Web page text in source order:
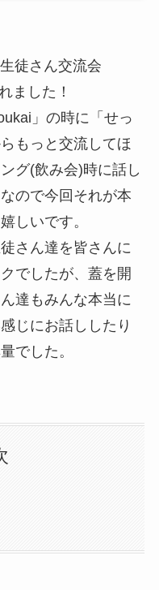
徒さん交流会
ました！
」の時に「せっ
もっと交流してほ
グ(飲み会)時に話し
ので今回それが本
しいです。
さん達を皆さんに
でしたが、蓋を開
達もみんな本当に
じにお話ししたり
でした。